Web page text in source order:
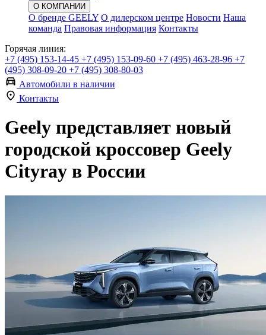
О КОМПАНИИ
О бренде GEELY О дилерском центре Новости Наша
команда Правовая информация Контакты
Горячая линия:
+7 (495) 153-14-45 +7 (495) 153-09-60 +7 (495) 463-28-96 +7
(495) 308-09-20 +7 (495) 308-80-03
Автомобили в наличии
Контакты
Geely представляет новый
городской кроссовер Geely
Cityray в России